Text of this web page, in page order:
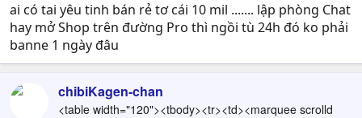
ai có tai yêu tinh bán rẻ tơ cái 10 mil ....... lập phòng Chat
hay mở Shop trên đường Pro thì ngồi tù 24h đó ko phải
banne 1 ngày đâu
chibiKagen-chan
<table width="120"><tbody><tr><td><marquee scrolld